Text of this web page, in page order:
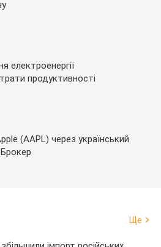
електроенергії
продуктивності
(AAPL) через український
Ще